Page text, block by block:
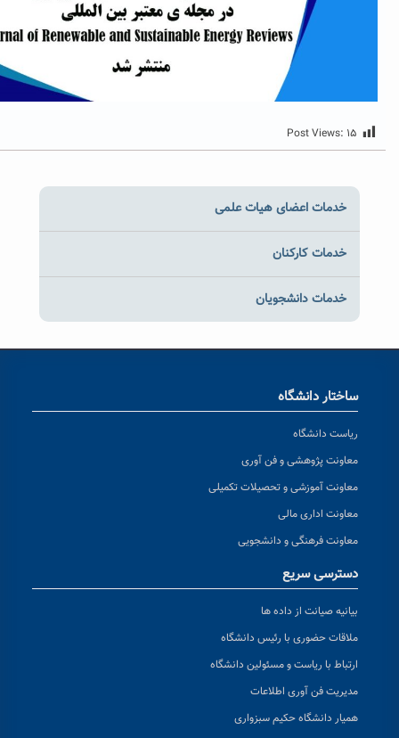
Post Views:
خدمات اعضای هیات علمی
خدمات کارکنان
خدمات دانشجویان
دانشگاه
دانشگاه
پژوهشی و فن آوری
آموزشی و تحصیلات تکمیلی
اداری مالی
فرهنگی و دانشجویی
سریع
صیانت از داده ها
حضوری با رئیس دانشگاه
با ریاست و مسئولین دانشگاه
فن آوری اطلاعات
دانشگاه حکیم سبزواری